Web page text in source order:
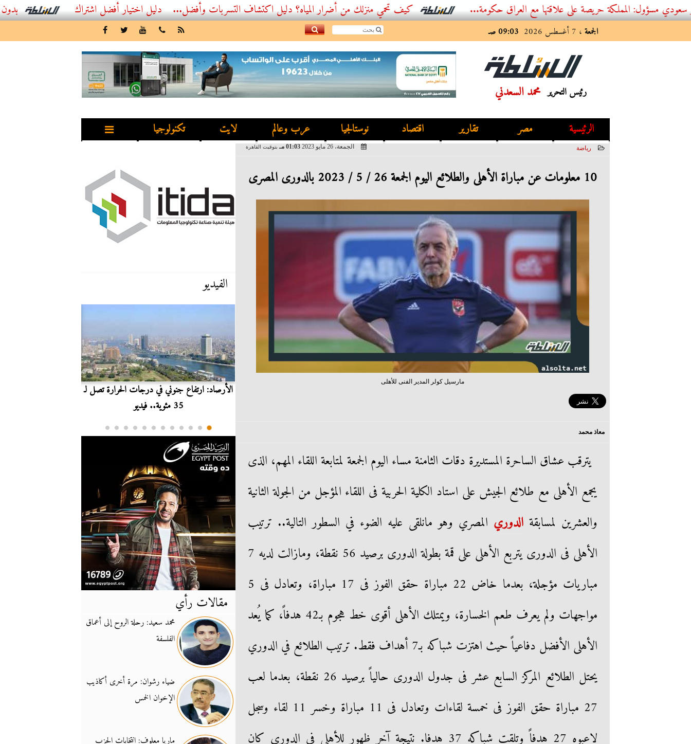
أفضل اشتراك IPTV بدون تقطيع 2026 – دليل المشاهد العصري المملكة حريصة على علاقتها مع العراق حكومة... كيف تحمي منزلك من أضرار المياه؟ دليل اكتشاف التسربات وأفضل...
الجمعة ، 7 أغسطس 2026 09:03 صـ
رئيس التحرير محمد السعدني
الرئيسية مصر تقارير اقتصاد نوستالجيا عرب وعالم لايت تكنولوجيا
رياضة الجمعة، 26 مايو 2023 01:03 مـ بتوقيت القاهرة
10 معلومات عن مباراة الأهلى والطلائع اليوم الجمعة 26 / 5 / 2023 بالدورى المصرى
مارسيل كولر المدير الفنى للأهلى
معاذ محمد
يترقب عشاق الساحرة المستديرة دقات الثامنة مساء اليوم الجمعة لمتابعة اللقاء المهم، الذى
يجمع الأهلى مع طلائع الجيش على استاد الكلية الحربية فى اللقاء المؤجل من الجولة الثانية
والعشرين لمسابقةالدوري المصري وهو مانلقى عليه الضوء في السطور التالية.. ترتيب
الأهلى فى الدورى يتربع الأهلى على قمة بطولة الدورى برصيد 56 نقطة، ومازالت لديه 7
مباريات مؤجلة، بعدما خاض 22 مباراة حقق الفوز فى 17 مباراة، وتعادل فى 5
مواجهات ولم يعرف طعم الخسارة، ويمتلك الأهلى أقوى خط هجوم بـ42 هدفاً، كما يُعد
الأهلى الأفضل دفاعياً حيث اهتزت شباكه بـ7 أهداف فقط. ترتيب الطلائع في الدوري
يحتل الطلائع المركز السابع عشر فى جدول الدورى حالياً برصيد 26 نقطة، بعدما لعب
27 مباراة حقق الفوز فى خمسة لقاءات وتعادل فى 11 مباراة وخسر 11 لقاء وسجل
لاعبوه 27 هدفاً وتلقت شباكه 37 هدفا. نتيجة آخر ظهور للأهلى في الدوري كان
الفيديو
بث مباشر.. مباراة الزمالك وسيراميكا كليوباترا في
الأرصاد: ارتفاع جنوني في درجات الحرارة تصل لـ
35 مئوية.. فيديو
مقالات رأي
محمد سعيد: رحلة الروح إلى أعماق
الفلسفة
ضياء رشوان: مرة أخرى أكاذيب
الإخوان الخمس
ماريا معلوف: انتخابات الحزب